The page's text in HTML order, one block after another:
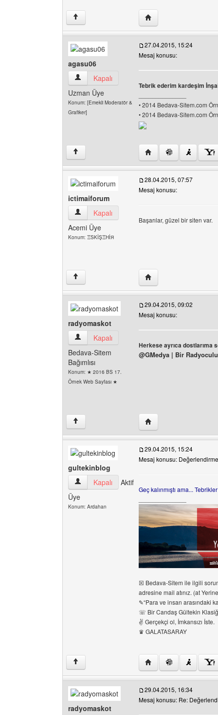
↑ Yazarın web sitesini
agasu06
agasu06 Kullanıcının profilini görüntüle
Kapalı
Uzman Üye
Konum: [Emekli Moderatör &
Grafiker]
27.04.2015, 15:24
Mesaj konusu:
Tebrik ederim kardeşim
• 2014 Bedava-Sitem.com
• 2014 Bedava-Sitem.com
↑ Yazarın web sitesini
ictimaiforum
ictimaiforum Kullanıcının profilini görüntüle
Kapalı
Acemi Üye
Konum: ΞSKİŞΞHİЯ
28.04.2015, 07:57
Mesaj konusu:
Başarılar, güzel bir siten var.
↑ Yazarın web sitesini
radyomaskot
radyomaskot Kullanıcının profilini görüntüle
Kapalı
Bedava-Sitem
Bağımlısı
Konum: ★ 2016 BS 17.
Örnek Web Sayfası ★
29.04.2015, 09:02
Mesaj konusu:
Herkese ayrıca dostlarıma
@GMedya | Bir
↑ Yazarın web sitesini
gultekinblog
gultekinblog Kullanıcının profilini görüntüle
Kapalı
Aktif
Üye
Konum: Ardahan
29.04.2015, 15:24
Mesaj konusu:
Geç kalınmıştı ama...
☒ Bedava-Sitem ile ilgili
adresine mail atınız. (at
✎“Para ve insan arasındaki
☏ Bir Candaş Gültekin
✌ Gerçekçi ol, İmkansızı İste.
♛ GALATASARAY
↑ Yazarın web sitesini
radyomaskot
29.04.2015, 16:34
Mesaj konusu: Re: